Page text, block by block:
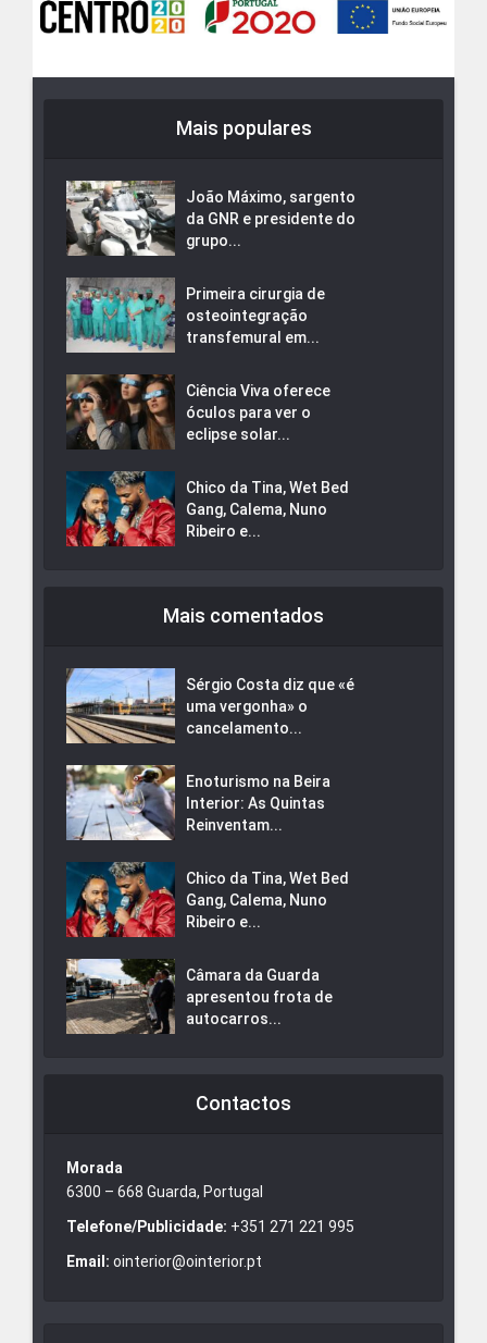
Mais populares
João Máximo, sargento
da GNR e presidente do
grupo...
Primeira cirurgia de
osteointegração
transfemural em...
Ciência Viva oferece
óculos para ver o
eclipse solar...
Chico da Tina, Wet Bed
Gang, Calema, Nuno
Ribeiro e...
Mais comentados
Sérgio Costa diz que «é
uma vergonha» o
cancelamento...
Enoturismo na Beira
Interior: As Quintas
Reinventam...
Chico da Tina, Wet Bed
Gang, Calema, Nuno
Ribeiro e...
Câmara da Guarda
apresentou frota de
autocarros...
Contactos
Morada
6300 – 668 Guarda, Portugal
Telefone/Publicidade: +351 271 221 995
Email: ointerior@ointerior.pt